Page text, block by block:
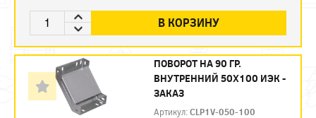
В КОРЗИНУ
ПОВОРОТ НА 90 ГР.
ВНУТРЕННИЙ 50Х100 ИЭК -
ЗАКАЗ
Артикул:CLP1V-050-100